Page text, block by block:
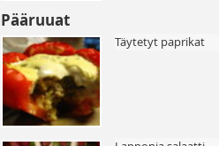
Pääruuat
Täytetyt paprikat